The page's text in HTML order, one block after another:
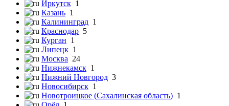
Иркутск 1
Казань 1
Калининград 1
Краснодар 5
Курган 1
Липецк 1
Москва 24
Нижнекамск 1
Нижний Новгород 3
Новосибирск 1
Новотроицкое (Сахалинская область) 1